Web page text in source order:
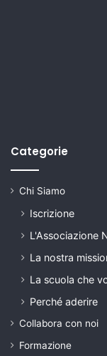
Categorie
Chi Siamo
Iscrizione
L'Associazione
La nostra
La scuola che
Perché aderire
Collabora con noi
Formazione